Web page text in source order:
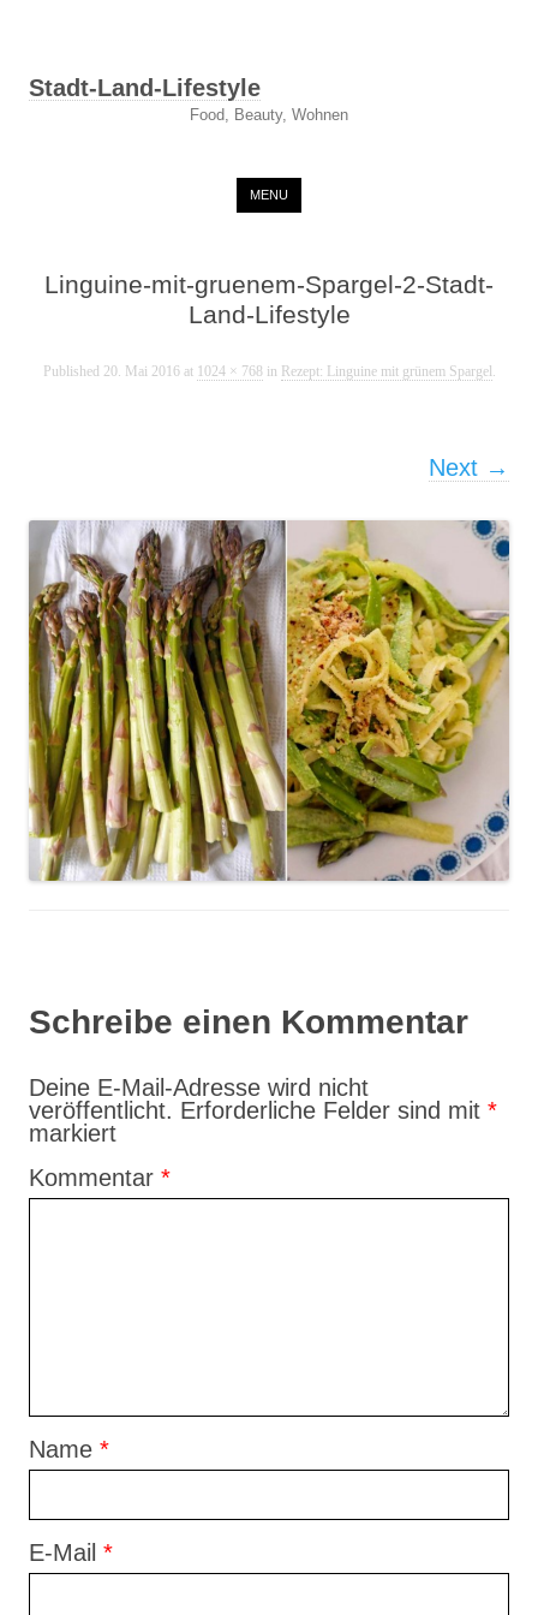
Stadt-Land-Lifestyle
Food, Beauty, Wohnen
MENU
Linguine-mit-gruenem-Spargel-2-Stadt-
Land-Lifestyle
Published 20. Mai 2016at 1024 × 768in Rezept: Linguine mit grünem Spargel .
Next →
Schreibe einen Kommentar
Deine E-Mail-Adresse wird nicht
veröffentlicht. Erforderliche Felder sind mit *
markiert
Kommentar *
Name *
E-Mail *